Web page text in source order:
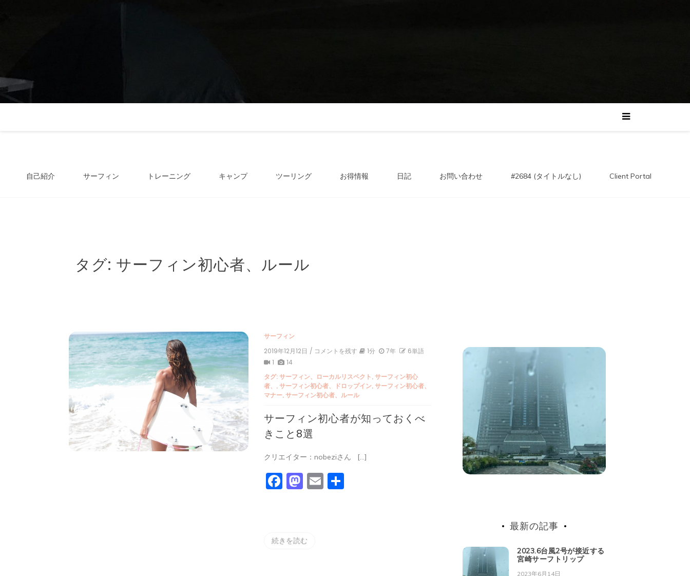
自己紹介 サーフィン トレーニング キャンプ ツーリング お得情報 日記 お問い合わせ #2684 (タイトルなし) Client Portal
タグ: サーフィン初心者、ルール
サーフィン
2019年12月12日 / コメントを残す on
フ
ィ
ン
心
者
っ
て
1分 7年
6単語
1
14
タグ:サーフィン、ローカルリスペクト ,サーフィン初心
者、 ,サーフィン初心者、ドロップイン,サーフィン初心者、
マナー,サーフィン初心者、ルール
サーフィン初心者が知っておくべ
きこと8選
クリエイター：nobeziさん […]
Facebook
Mastodon
Email
続きを読む
最新の記事
2023.6台風2号が接近する
宮崎サーフトリップ
2023年6月14日